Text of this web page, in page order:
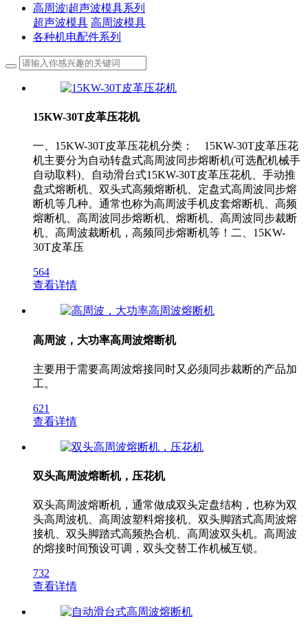
高周波|超声波模具系列
超声波模具 高周波模具
各种机电配件系列
15KW-30T皮革压花机
一、15KW-30T皮革压花机分类： 15KW-30T皮革压花
机主要分为自动转盘式高周波同步熔断机(可选配机械手
自动取料)、自动滑台式15KW-30T皮革压花机、手动推
盘式熔断机、双头式高频熔断机、定盘式高周波同步熔
断机等几种。通常也称为高周波手机皮套熔断机、高频
熔断机、高周波同步熔断机、熔断机、高周波同步裁断
机、高周波裁断机，高频同步熔断机等！二、15KW-
30T皮革压
564
查看详情
高周波，大功率高周波熔断机
主要用于需要高周波熔接同时又必须同步裁断的产品加
工。
621
查看详情
双头高周波熔断机，压花机
双头高周波熔断机，通常做成双头定盘结构，也称为双
头高周波机、高周波塑料熔接机、双头脚踏式高周波熔
接机、双头脚踏式高频热合机、高周波双头机。高周波
的熔接时间预设可调，双头交替工作机械互锁。
732
查看详情